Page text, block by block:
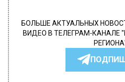
БОЛЬШЕ АКТУАЛЬНЫХ
ВИДЕО В ТЕЛЕГРАМ-КАНАЛЕ